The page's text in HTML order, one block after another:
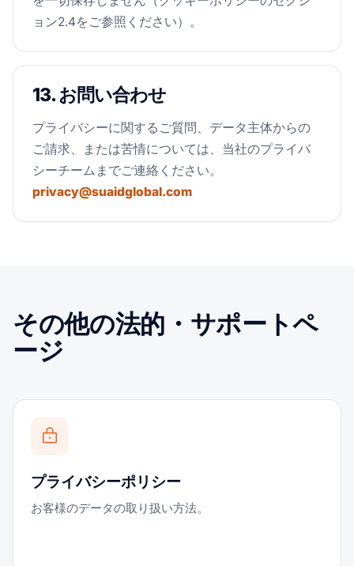
ョン2.4をご参照ください）。
13. お問い合わせ
プライバシーに関するご質問、データ主体からの
ご請求、または苦情については、当社のプライバ
シーチームまでご連絡ください。
privacy@suaidglobal.com
その他の法的・サポートペ
ージ
プライバシーポリシー
お客様のデータの取り扱い方法。